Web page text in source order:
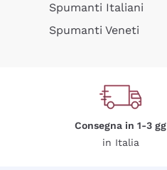
Spumanti Italiani
Spumanti Veneti
Consegna in 1-3 gg
in Italia